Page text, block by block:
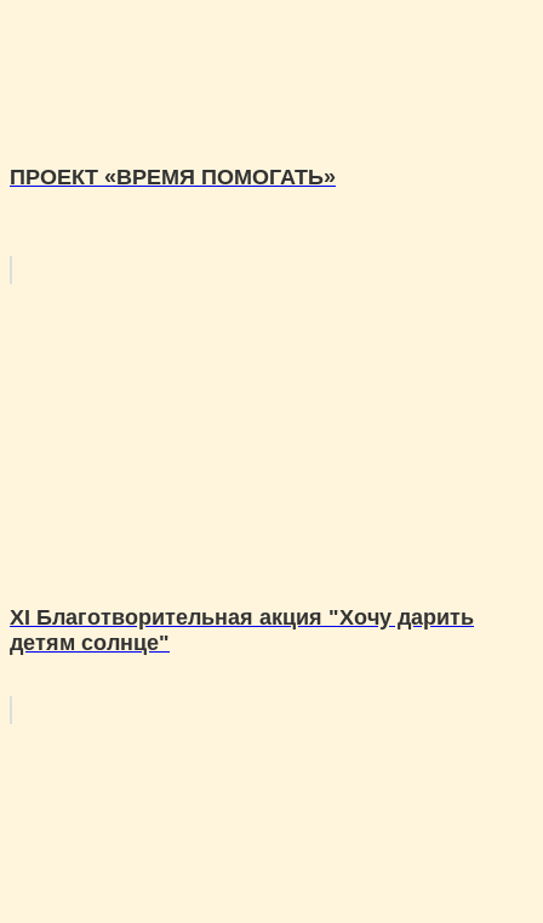
ПРОЕКТ «ВРЕМЯ ПОМОГАТЬ»
XI Благотворительная акция "Хочу дарить
детям солнце"